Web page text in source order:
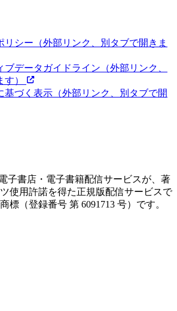
リシー （外部リンク、別タブで開きま
ブデータガイドライン （外部リンク、
）
基づく表示 （外部リンク、別タブで開
子書店・電子書籍配信サービスが、著
使用許諾を得た正規版配信サービスで
標（登録番号 第 6091713 号）です。